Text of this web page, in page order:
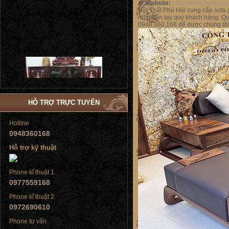
❸.Website:
Nội Thất Phú Hải cung cấp
nhất đến tay quý khách hàng.
0948.360.168 để được chúng
Tủ đứng
Tủ đứng
HỖ TRỢ TRỰC TUYẾN
Hotline
0948360168
Hỗ trợ kỹ thuật
Phone kĩ thuật 1
0977559168
Phone kĩ thuật 2
0972690610
Phone tư vấn